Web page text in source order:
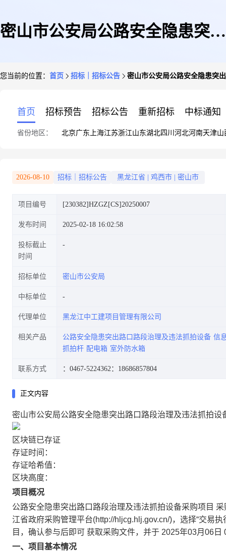
密山市公安局公路安全隐患突出
您当前的位置： 首页 招标｜招标公告 密山市公安局公路安全隐患突
首页 招标预告 招标公告 重新招标 中标通知
省份地区： 北京广东 上海江苏浙江山东湖北四川 河北河南天津山
2026-08-10 招标｜招标公告 黑龙江省 鸡西市 密山市
项目编号 [230382]HZGZ[CS]20250007
发布时间 2025-02-18 16:02:58
投标截止
时间
招标单位 密山市公安局
中标单位
代理单位 黑龙江中工建项目管理有限公司
相关产品 公路安全隐患突出路口路段治理及违法抓拍设备 信
抓拍杆 配电箱 室外防水箱
联系方式 ：0467-5224362：18686857804
正文内容
密山市公安局公路安全隐患突出路口路段治理及违法抓拍设
区块链已存证
存证时间：
存证哈希值：
区块高度：
项目概况
公路安全隐患突出路口路段治理及违法抓拍设备采购项目
江省政府采购管理平台(http://hljcg.hlj.gov.cn/)，选择“交易
目，确认参与后即可 获取采购文件，并于 2025年03月06日
一、项目基本情况